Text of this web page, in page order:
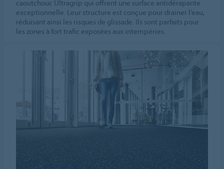
caoutchouc Ultragrip qui offrent une surface antidérapante
exceptionnelle. Leur structure est conçue pour drainer l’eau,
réduisant ainsi les risques de glissade. Ils sont parfaits pour
les zones à fort trafic exposées aux intempéries.